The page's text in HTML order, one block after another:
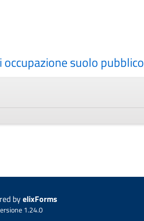
suolo pubblico
byelixForms
1.24.0